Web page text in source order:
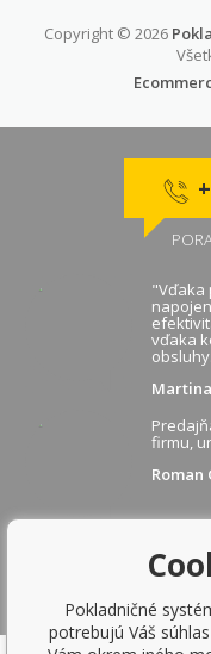
Copyright © 2026
"Vďaka
vďaka
firmu,
Roman
Pokladničné
potrebujú Váš